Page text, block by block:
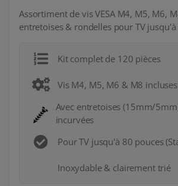
Assortiment de vis VESA M4, M5, M6,
entretoises & rondelles pour TV
Kit complet de 120 pièces
Vis M4, M5, M6 & M8 incluses
Avec entretoises (15mm/
incurvées
Pour TV jusqu'à 80 pouces
Inoxydable & clairement trié